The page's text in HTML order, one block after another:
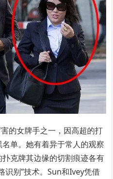
的女牌手之一，因高超的打
单。她有着异于常人的观察
克牌其边缘的切割痕迹各有
识别”技术。Sun和Ivey凭借